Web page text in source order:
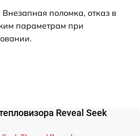
поломка, отказ в
параметрам при
Reveal Seek